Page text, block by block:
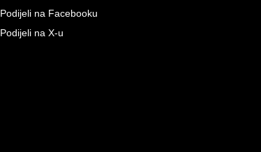
Podijeli na Facebooku
Podijeli na X-u